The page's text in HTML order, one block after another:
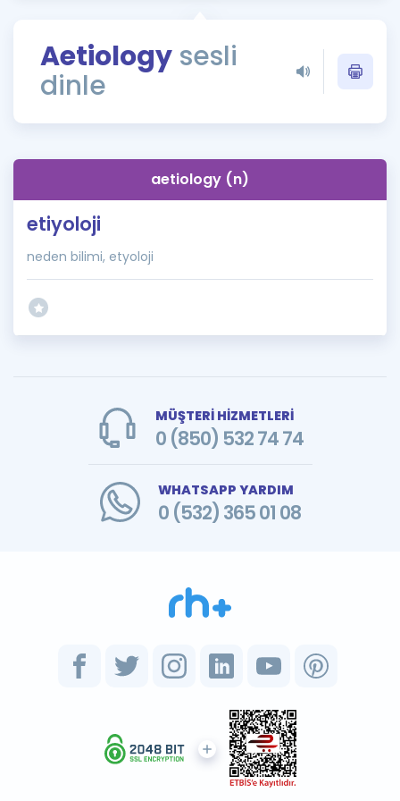
Rehberlik Aracı
ÖSYM Sınav Takvimi
İngilizce Gramer
Aetiology sesli
dinle
aetiology (n)
etiyoloji
neden bilimi, etyoloji
MÜŞTERİ HİZMETLERİ
0 (850) 532 74 74
WHATSAPP YARDIM
0 (532) 365 01 08